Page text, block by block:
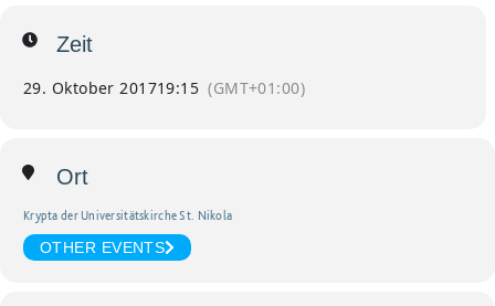
Zeit
29. Oktober 201719:15 (GMT+01:00)
Ort
Krypta der Universitätskirche St. Nikola
OTHER EVENTS